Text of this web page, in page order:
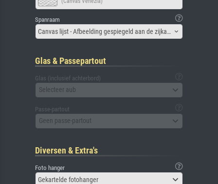
Spanraam
Canvas lijst - Afbeelding gespiegeld aan de zijkant
Glas & Passepartout
Glas (inclusief achterbord)
Selecteer aub
Passe-partout
Geen passe-partout
Diversen & Extra's
Foto hanger
Gekartelde fotohanger